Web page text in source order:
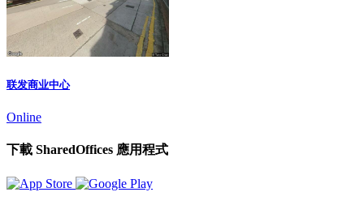
联发商业中心
Online
下載 SharedOffices 應用程式